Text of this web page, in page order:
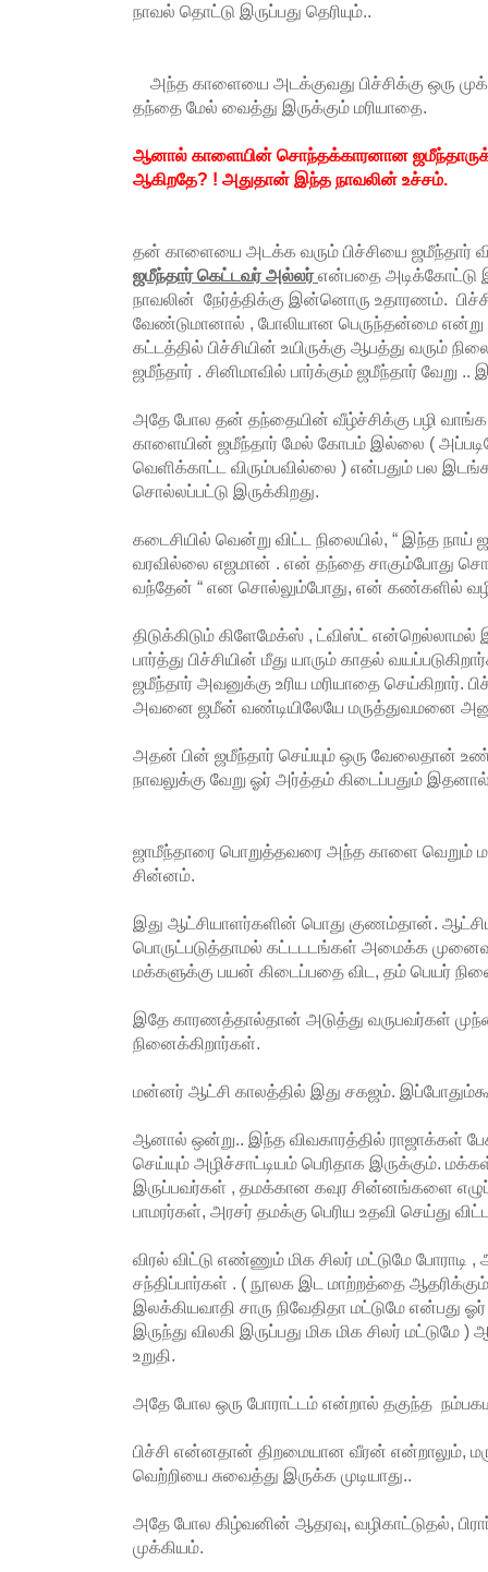
நாவல் தொட்டு இருப்பது தெரியும்..
அந்த காளையை அடக்குவது பிச்சிக்கு ஒரு
தந்தை மேல் வைத்து இருக்கும் மரியாதை.
ஆனால் காளையின் சொந்தக்காரனான
ஆகிறதே? ! அதுதான் இந்த நாவலின் உச்சம்.
தன் காளையை அடக்க வரும் பிச்சியை ஜமீந்தார்
ஜமீந்தார் கெட்டவர் அல்லர் என்பதை அடிக்கோட்டு
நாவலின் நேர்த்திக்கு இன்னொரு உதாரணம்.
வேண்டுமானால் , போலியான பெருந்தன்மை
கட்டத்தில் பிச்சியின் உயிருக்கு ஆபத்து வரும்
ஜமீந்தார் . சினிமாவில் பார்க்கும் ஜமீந்தார் வேறு ..
அதே போல தன் தந்தையின் வீழ்ச்சிக்கு பழி வாங்க
காளையின் ஜமீந்தார் மேல் கோபம் இல்லை (
வெளிக்காட்ட விரும்பவில்லை ) என்பதும் பல
சொல்லப்பட்டு இருக்கிறது.
கடைசியில் வென்று விட்ட நிலையில், “ இந்த
வரவில்லை எஜமான் . என் தந்தை சாகும்போது
வந்தேன் “ என சொல்லும்போது, என் கண்களில்
திடுக்கிடும் கிளேமேக்ஸ் , ட்விஸ்ட்
பார்த்து பிச்சியின் மீது யாரும் காதல்
ஜமீந்தார் அவனுக்கு உரிய மரியாதை செய்கிறார்.
அவனை ஜமீன் வண்டியிலேயே மருத்துவமனை
அதன் பின் ஜமீந்தார் செய்யும் ஒரு வேலைதான்
நாவலுக்கு வேறு ஓர் அர்த்தம் கிடைப்பதும்
ஜாமீந்தாரை பொறுத்தவரை அந்த காளை வெறும்
சின்னம்.
இது ஆட்சியாளர்களின் பொது குணம்தான்.
பொருட்படுத்தாமல் கட்டடடங்கள் அமைக்க
மக்களுக்கு பயன் கிடைப்பதை விட, தம் பெயர்
இதே காரணத்தால்தான் அடுத்து வருபவர்கள்
நினைக்கிறார்கள்.
மன்னர் ஆட்சி காலத்தில் இது சகஜம்.
ஆனால் ஒன்று.. இந்த விவகாரத்தில் ராஜாக்கள்
செய்யும் அழிச்சாட்டியம் பெரிதாக இருக்கும்.
இருப்பவர்கள் , தமக்கான கவுர சின்னங்களை
பாமரர்கள், அரசர் தமக்கு பெரிய உதவி செய்து
விரல் விட்டு எண்ணும் மிக சிலர் மட்டுமே
சந்திப்பார்கள் . ( நூலக இட மாற்றத்தை
இலக்கியவாதி சாரு நிவேதிதா மட்டுமே என்பது
இருந்து விலகி இருப்பது மிக மிக சிலர்
உறுதி.
அதே போல ஒரு போராட்டம் என்றால் தகுந்த
பிச்சி என்னதான் திறமையான வீரன் என்றாலும்,
வெற்றியை சுவைத்து இருக்க முடியாது..
அதே போல கிழ்வனின் ஆதரவு, வழிகாட்டுதல்,
முக்கியம்.